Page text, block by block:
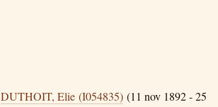
DUTHOIT, Elie (I054835) (11 nov 1892 - 25